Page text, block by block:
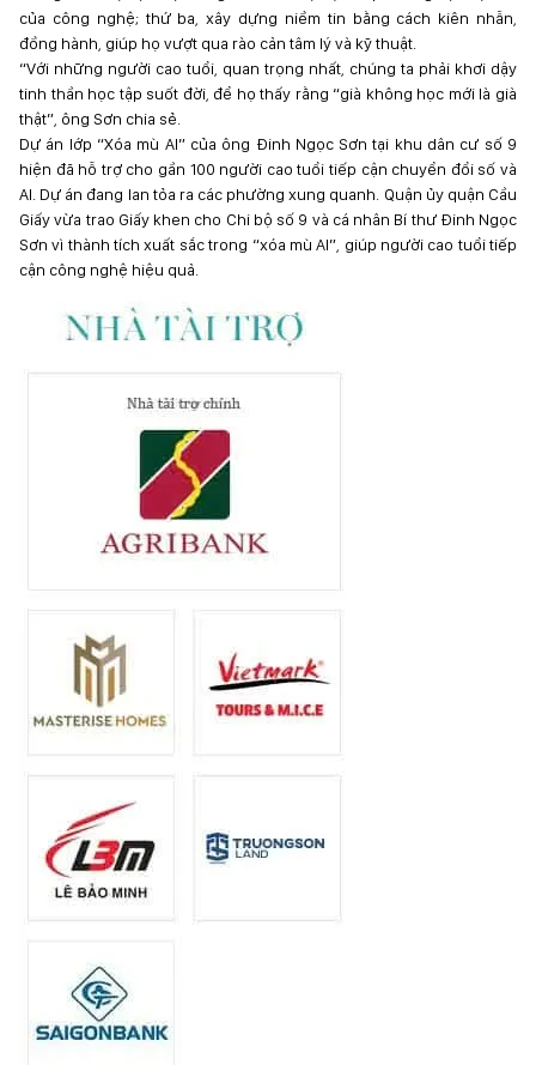
của công nghệ; thứ ba, xây dựng niềm tin bằng cách kiên nhẫn,
đồng hành, giúp họ vượt qua rào cản tâm lý và kỹ thuật.
“Với những người cao tuổi, quan trọng nhất, chúng ta phải khơi dậy
tinh thần học tập suốt đời, để họ thấy rằng “già không học mới là già
thật”, ông Sơn chia sẻ.
Dự án lớp “Xóa mù AI” của ông Đinh Ngọc Sơn tại khu dân cư số 9
hiện đã hỗ trợ cho gần 100 người cao tuổi tiếp cận chuyển đổi số và
AI. Dự án đang lan tỏa ra các phường xung quanh. Quận ủy quận Cầu
Giấy vừa trao Giấy khen cho Chi bộ số 9 và cá nhân Bí thư Đinh Ngọc
Sơn vì thành tích xuất sắc trong “xóa mù AI”, giúp người cao tuổi tiếp
cận công nghệ hiệu quả.